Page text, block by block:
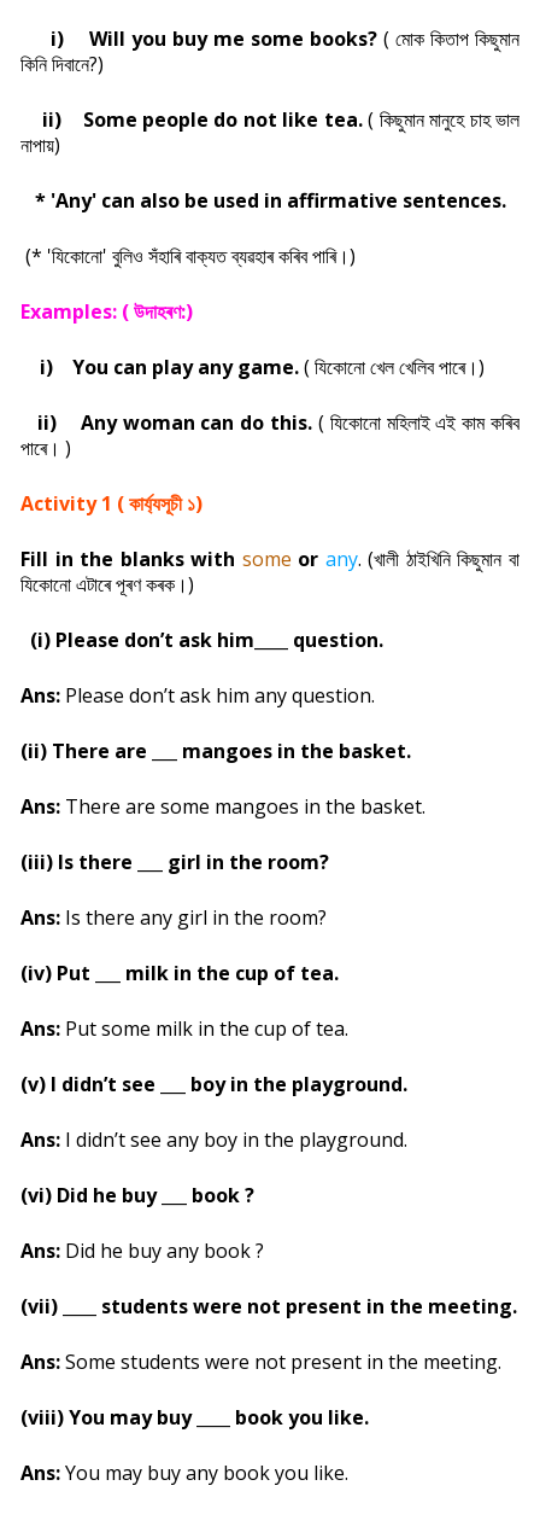
i) Will you buy me some books?( মোক কিতাপ কিছুমান
কিনি দিবানে?)
ii)Some people do not like tea.( কিছুমান মানুহে চাহ ভাল
নাপায়)
* 'Any' can also be used in affirmative sentences.
(* 'যিকোনো' বুলিও সঁহাৰি বাক্যত ব্যৱহাৰ কৰিব পাৰি।)
Examples: (উদাহৰণ:)
i) You can play any game.( যিকোনো খেল খেলিব পাৰে।)
ii) Any woman can do this. ( যিকোনো মহিলাই এই কাম কৰিব
পাৰে। )
Activity 1 (কাৰ্য্যসূচী ১)
Fill in the blanks with some or any.(খালী ঠাইখিনি কিছুমান বা
যিকোনো এটাৰে পূৰণ কৰক।)
(i) Please don’t ask him____ question.
Ans: Please don’t ask him any question.
(ii) There are ___ mangoes in the basket.
Ans: There are some mangoes in the basket.
(iii) Is there ___ girl in the room?
Ans: Is there any girl in the room?
(iv) Put ___ milk in the cup of tea.
Ans: Put some milk in the cup of tea.
(v) I didn’t see ___ boy in the playground.
Ans: I didn’t see any boy in the playground.
(vi) Did he buy ___ book ?
Ans: Did he buy any book ?
(vii) ____ students were not present in the meeting.
Ans:Some students were not present in the meeting.
(viii) You may buy ____ book you like.
Ans:You may buy any book you like.